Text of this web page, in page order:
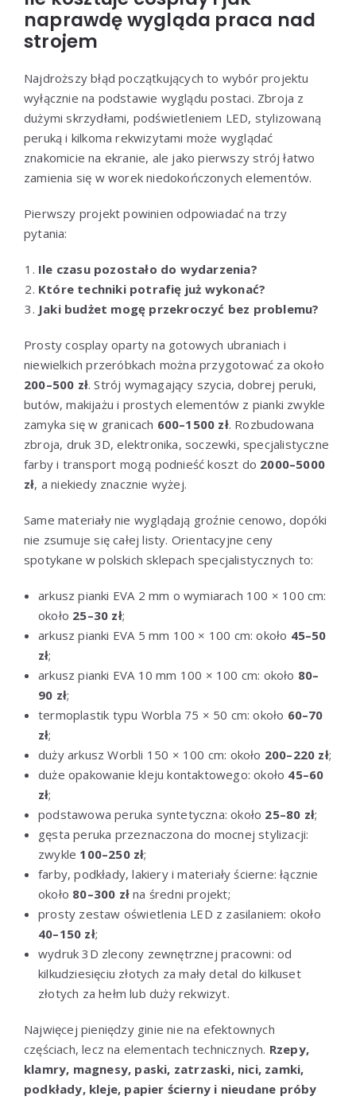
naprawdę wygląda praca nad
strojem
Najdroższy błąd początkujących to wybór projektu
wyłącznie na podstawie wyglądu postaci. Zbroja z
dużymi skrzydłami, podświetleniem LED, stylizowaną
peruką i kilkoma rekwizytami może wyglądać
znakomicie na ekranie, ale jako pierwszy strój łatwo
zamienia się w worek niedokończonych elementów.
Pierwszy projekt powinien odpowiadać na trzy
pytania:
Ile czasu pozostało do wydarzenia?
Które techniki potrafię już wykonać?
Jaki budżet mogę przekroczyć bez problemu?
Prosty cosplay oparty na gotowych ubraniach i
niewielkich przeróbkach można przygotować za około
200–500 zł. Strój wymagający szycia, dobrej peruki,
butów, makijażu i prostych elementów z pianki zwykle
zamyka się w granicach 600–1500 zł. Rozbudowana
zbroja, druk 3D, elektronika, soczewki, specjalistyczne
farby i transport mogą podnieść koszt do 2000–5000
zł, a niekiedy znacznie wyżej.
Same materiały nie wyglądają groźnie cenowo, dopóki
nie zsumuje się całej listy. Orientacyjne ceny
spotykane w polskich sklepach specjalistycznych to:
arkusz pianki EVA 2 mm o wymiarach 100 × 100 cm:
około 25–30 zł;
arkusz pianki EVA 5 mm 100 × 100 cm: około 45–50
zł;
arkusz pianki EVA 10 mm 100 × 100 cm: około 80–
90 zł;
termoplastik typu Worbla 75 × 50 cm: około 60–70
zł;
duży arkusz Worbli 150 × 100 cm: około 200–220 zł;
duże opakowanie kleju kontaktowego: około 45–60
zł;
podstawowa peruka syntetyczna: około 25–80 zł;
gęsta peruka przeznaczona do mocnej stylizacji:
zwykle 100–250 zł;
farby, podkłady, lakiery i materiały ścierne: łącznie
około 80–300 zł na średni projekt;
prosty zestaw oświetlenia LED z zasilaniem: około
40–150 zł;
wydruk 3D zlecony zewnętrznej pracowni: od
kilkudziesięciu złotych za mały detal do kilkuset
złotych za hełm lub duży rekwizyt.
Najwięcej pieniędzy ginie nie na efektownych
częściach, lecz na elementach technicznych. Rzepy,
klamry, magnesy, paski, zatrzaski, nici, zamki,
podkłady, kleje, papier ścierny i nieudane próby